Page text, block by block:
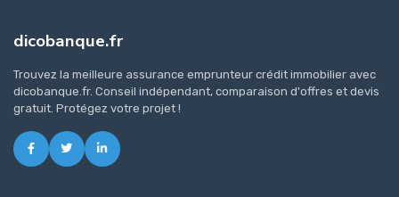
dicobanque.fr
Trouvez la meilleure assurance emprunteur crédit immobilier avec
dicobanque.fr. Conseil indépendant, comparaison d'offres et devis
gratuit. Protégez votre projet !